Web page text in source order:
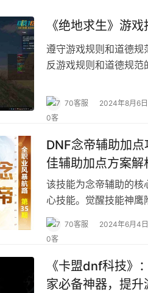
《绝地求生》游
遵守游戏规则和道德规
反游戏规则和道德规
70客服 2024年8月6日
DNF念帝辅助加
佳辅助加点方案解
该技能为念帝辅助的核
心技能。觉醒技能神
的辅助能力。
70客服 2024年6月4日
《卡盟dnf科技》
家必备神器，提